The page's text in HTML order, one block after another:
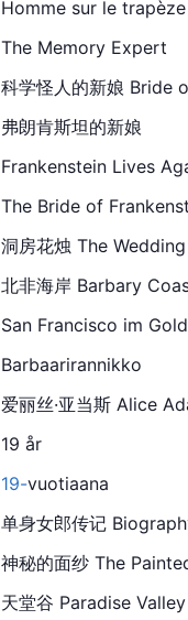
Homme sur le
The Memory Expert
科学怪人的新娘 Bride
弗朗肯斯坦的新娘
Frankenstein Lives
The Bride of
洞房花烛 The
北非海岸 Barbary
San Francisco im
Barbaarirannikko
爱丽丝·亚当斯 Alice
19 år
19-vuotiaana
单身女郎传记
神秘的面纱 The
天堂谷 Paradise